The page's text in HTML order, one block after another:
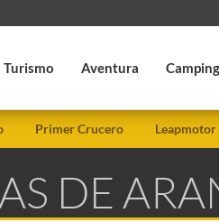
Turismo Aventura Camping
Primer Crucero
DE